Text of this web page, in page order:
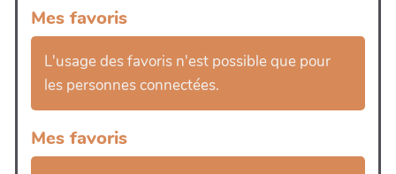
Mes favoris
L'usage des favoris n'est possible que pour
les personnes connectées.
Mes favoris